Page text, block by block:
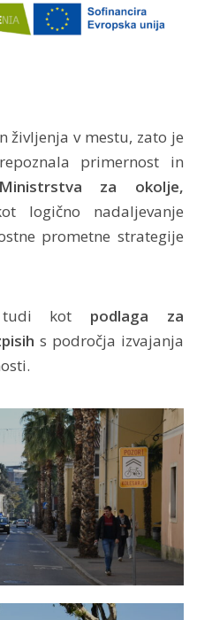
življenja v mestu, zato je
primernost in
za okolje,
logično nadaljevanje
prometne strategije
tudi kot podlaga za
s področja izvajanja